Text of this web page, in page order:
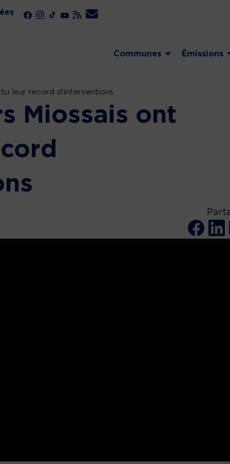
Communes Émissions
leur record d’interventions
Miossais ont